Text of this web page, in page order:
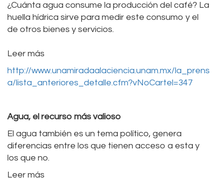
¿Cuánta agua consume la producción del café? La
huella hídrica sirve para medir este consumo y el
de otros bienes y servicios.
Leer más
http://www.unamiradaalaciencia.unam.mx/la_prens
a/lista_anteriores_detalle.cfm?vNoCartel=347
Agua, el recurso más valioso
El agua también es un tema político, genera
diferencias entre los que tienen acceso a esta y
los que no.
Leer más